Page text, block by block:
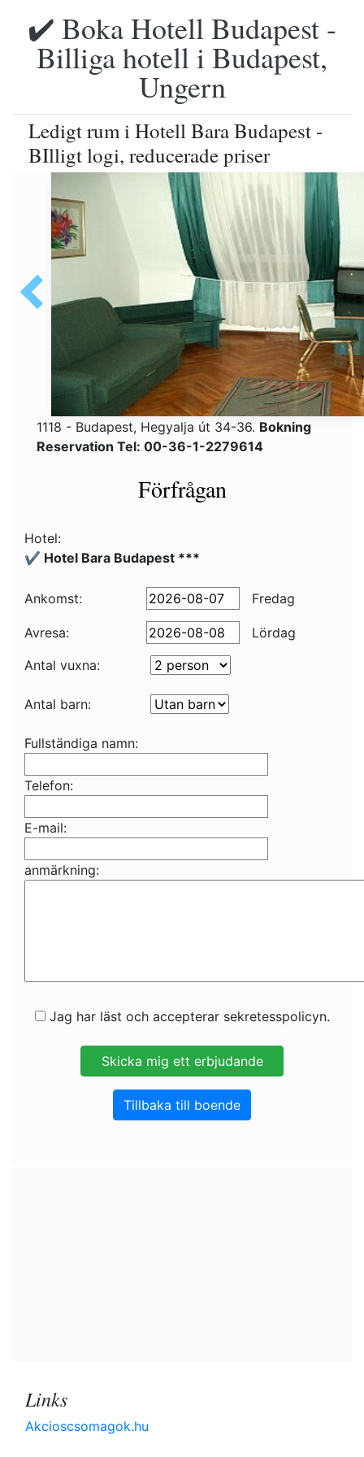
✔️ Boka Hotell Budapest -
Billiga hotell i Budapest,
Ungern
Ledigt rum i Hotell Bara Budapest -
BIlligt logi, reducerade priser
1118 - Budapest, Hegyalja út 34-36. Bokning
Reservation Tel: 00-36-1-2279614
Förfrågan
Hotel:
✔️ Hotel Bara Budapest ***
Ankomst: Fredag
Avresa:
Lördag
Antal vuxna:
Antal barn:
Fullständiga namn:
Telefon:
E-mail:
anmärkning:
Jag har läst och accepterar sekretesspolicyn.
Tillbaka till boende
Links
Akcioscsomagok.hu